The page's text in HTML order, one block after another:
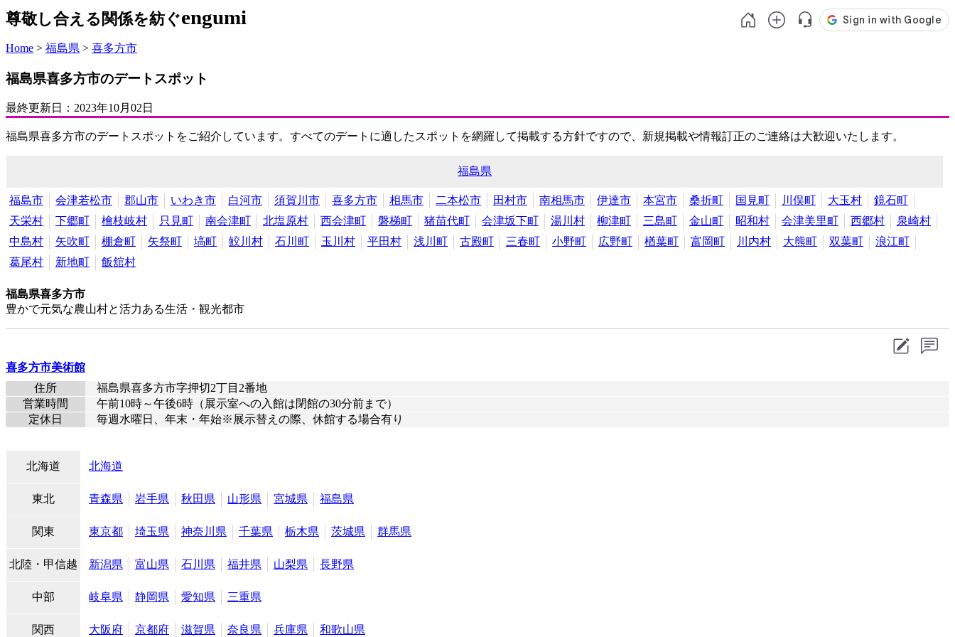
尊敬し合える関係を紡ぐengumi
Home > 福島県 > 喜多方市
福島県喜多方市のデートスポット
最終更新日： 2023年10月02日
福島県喜多方市のデートスポットをご紹介しています。すべてのデートに適したスポットを網羅して掲載する方針ですので、新規掲載や情報訂正のご連絡は大歓迎いたします。
福島県
福島市 会津若松市 郡山市 いわき市 白河市 須賀川市 喜多方市 相馬市 二本松市 田村市 南相馬市 伊達市 本宮市 桑折町 国見町 川俣町 大玉村
鏡石町
天栄村
下郷町 檜枝岐村 只見町 南会津町 北塩原村 西会津町 磐梯町 猪苗代町 会津坂下町 湯川村 柳津町 三島町 金山町 昭和村 会津美里町 西郷村
泉崎村
中島村
矢吹町 棚倉町 矢祭町 塙町 鮫川村 石川町 玉川村 平田村 浅川町 古殿町 三春町 小野町 広野町 楢葉町 富岡町 川内村 大熊町 双葉町
浪江町
葛尾村
新地町 飯舘村
福島県喜多方市
豊かで元気な農山村と活力ある生活・観光都市
喜多方市美術館
住所
福島県喜多方市字押切2丁目2番地
営業時間
午前10時～午後6時（展示室への入館は閉館の30分前まで）
定休日
毎週水曜日、年末・年始※展示替えの際、休館する場合有り
北海道 北海道
東北 青森県 岩手県 秋田県 山形県 宮城県 福島県
関東 東京都 埼玉県 神奈川県 千葉県 栃木県 茨城県 群馬県
北陸・甲信越 新潟県 富山県 石川県 福井県 山梨県 長野県
中部 岐阜県 静岡県 愛知県 三重県
関西 大阪府 京都府 滋賀県 奈良県 兵庫県 和歌山県